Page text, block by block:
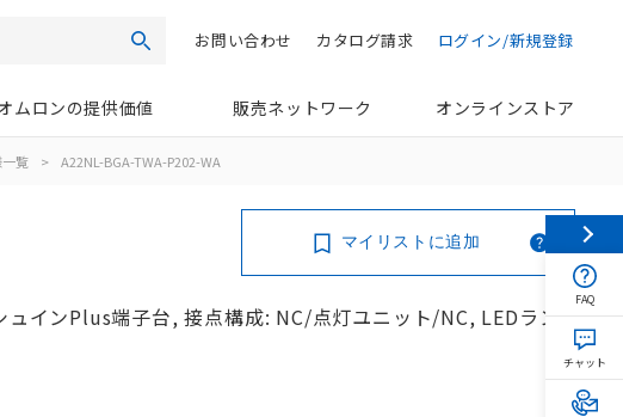
検索 ログイン/新規登録
カタログ請求
お問い合わせ
ムロンの提供価値 販売ネットワーク オンラインストア
覧 > A22NL-BGA-TWA-P202-WA
インPlus端子台, 接点構成: NC/点灯ユニット/NC, LEDラン
マイリストに追加
FAQ
チャット